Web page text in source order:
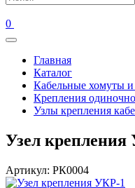
0
Главная
Каталог
Кабельные хомуты и
Крепления
Узлы крепления
Узел
Артикул: РК0004